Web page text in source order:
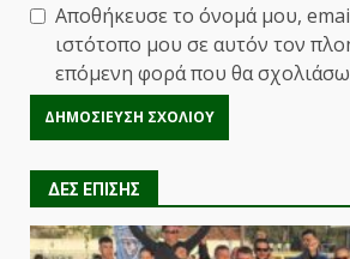
Αποθήκευσε το όνομά μου,
ιστότοπο μου σε αυτόν τον
επόμενη φορά που θα
ΔΕΣ ΕΠΙΣΗΣ